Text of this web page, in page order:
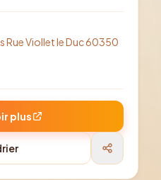
Rue Viollet le Duc 60350
plus